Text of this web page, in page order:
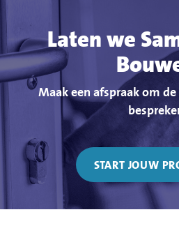
Laten we
Maak een afspraak om
START JOUW